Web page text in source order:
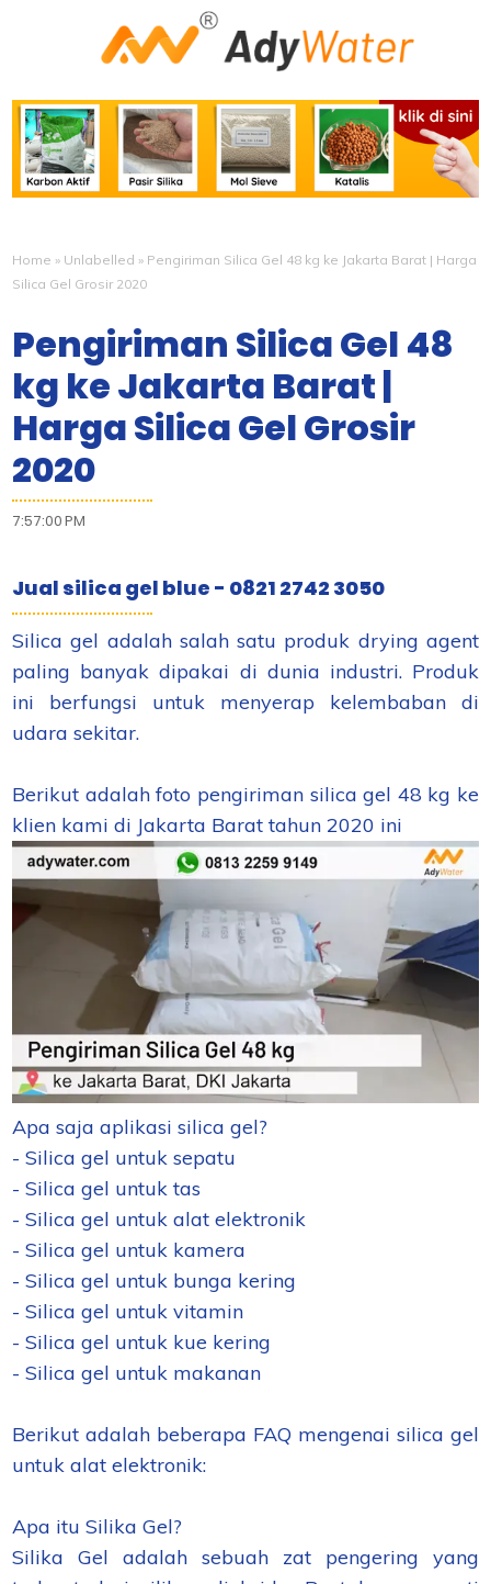
Home » Unlabelled » Pengiriman Silica Gel 48 kg ke Jakarta Barat | Harga
Silica Gel Grosir 2020
Pengiriman Silica Gel 48
kg ke Jakarta Barat |
Harga Silica Gel Grosir
2020
7:57:00 PM
Jual silica gel blue - 0821 2742 3050
Silica gel adalah salah satu produk drying agent
paling banyak dipakai di dunia industri. Produk
ini berfungsi untuk menyerap kelembaban di
udara sekitar.
Berikut adalah foto pengiriman silica gel 48 kg ke
klien kami di Jakarta Barat tahun 2020 ini
Apa saja aplikasi silica gel?
- Silica gel untuk sepatu
- Silica gel untuk tas
- Silica gel untuk alat elektronik
- Silica gel untuk kamera
- Silica gel untuk bunga kering
- Silica gel untuk vitamin
- Silica gel untuk kue kering
- Silica gel untuk makanan
Berikut adalah beberapa FAQ mengenai silica gel
untuk alat elektronik:
Apa itu Silika Gel?
Silika Gel adalah sebuah zat pengering yang